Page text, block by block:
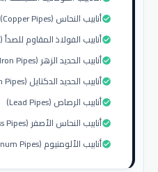
أنابيب النحاس (Copper Pipes)check_circle
أنابيب الفولاذ المقاوم للصدأ (Stainless Steel Pipes)check_circle
أنابيب الحديد الزهر (Cast Iron Pipes)check_circle
أنابيب الحديد الدكتايل (Ductile Iron Pipes)check_circle
أنابيب الرصاص (Lead Pipes)check_circle
أنابيب النحاس الأصفر (Brass Pipes)check_circle
أنابيب الألومنيوم (Aluminum Pipes)check_circle